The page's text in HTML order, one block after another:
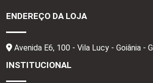
ENDEREÇO DA LOJA
Avenida E6, 100 - Vila Lucy - Goiânia -
INSTITUCIONAL